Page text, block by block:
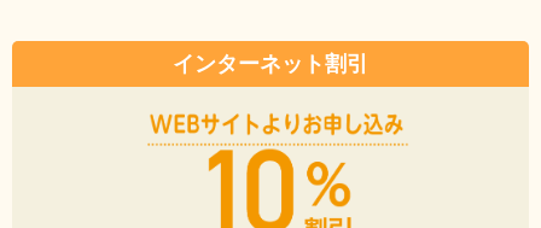
インターネット割引